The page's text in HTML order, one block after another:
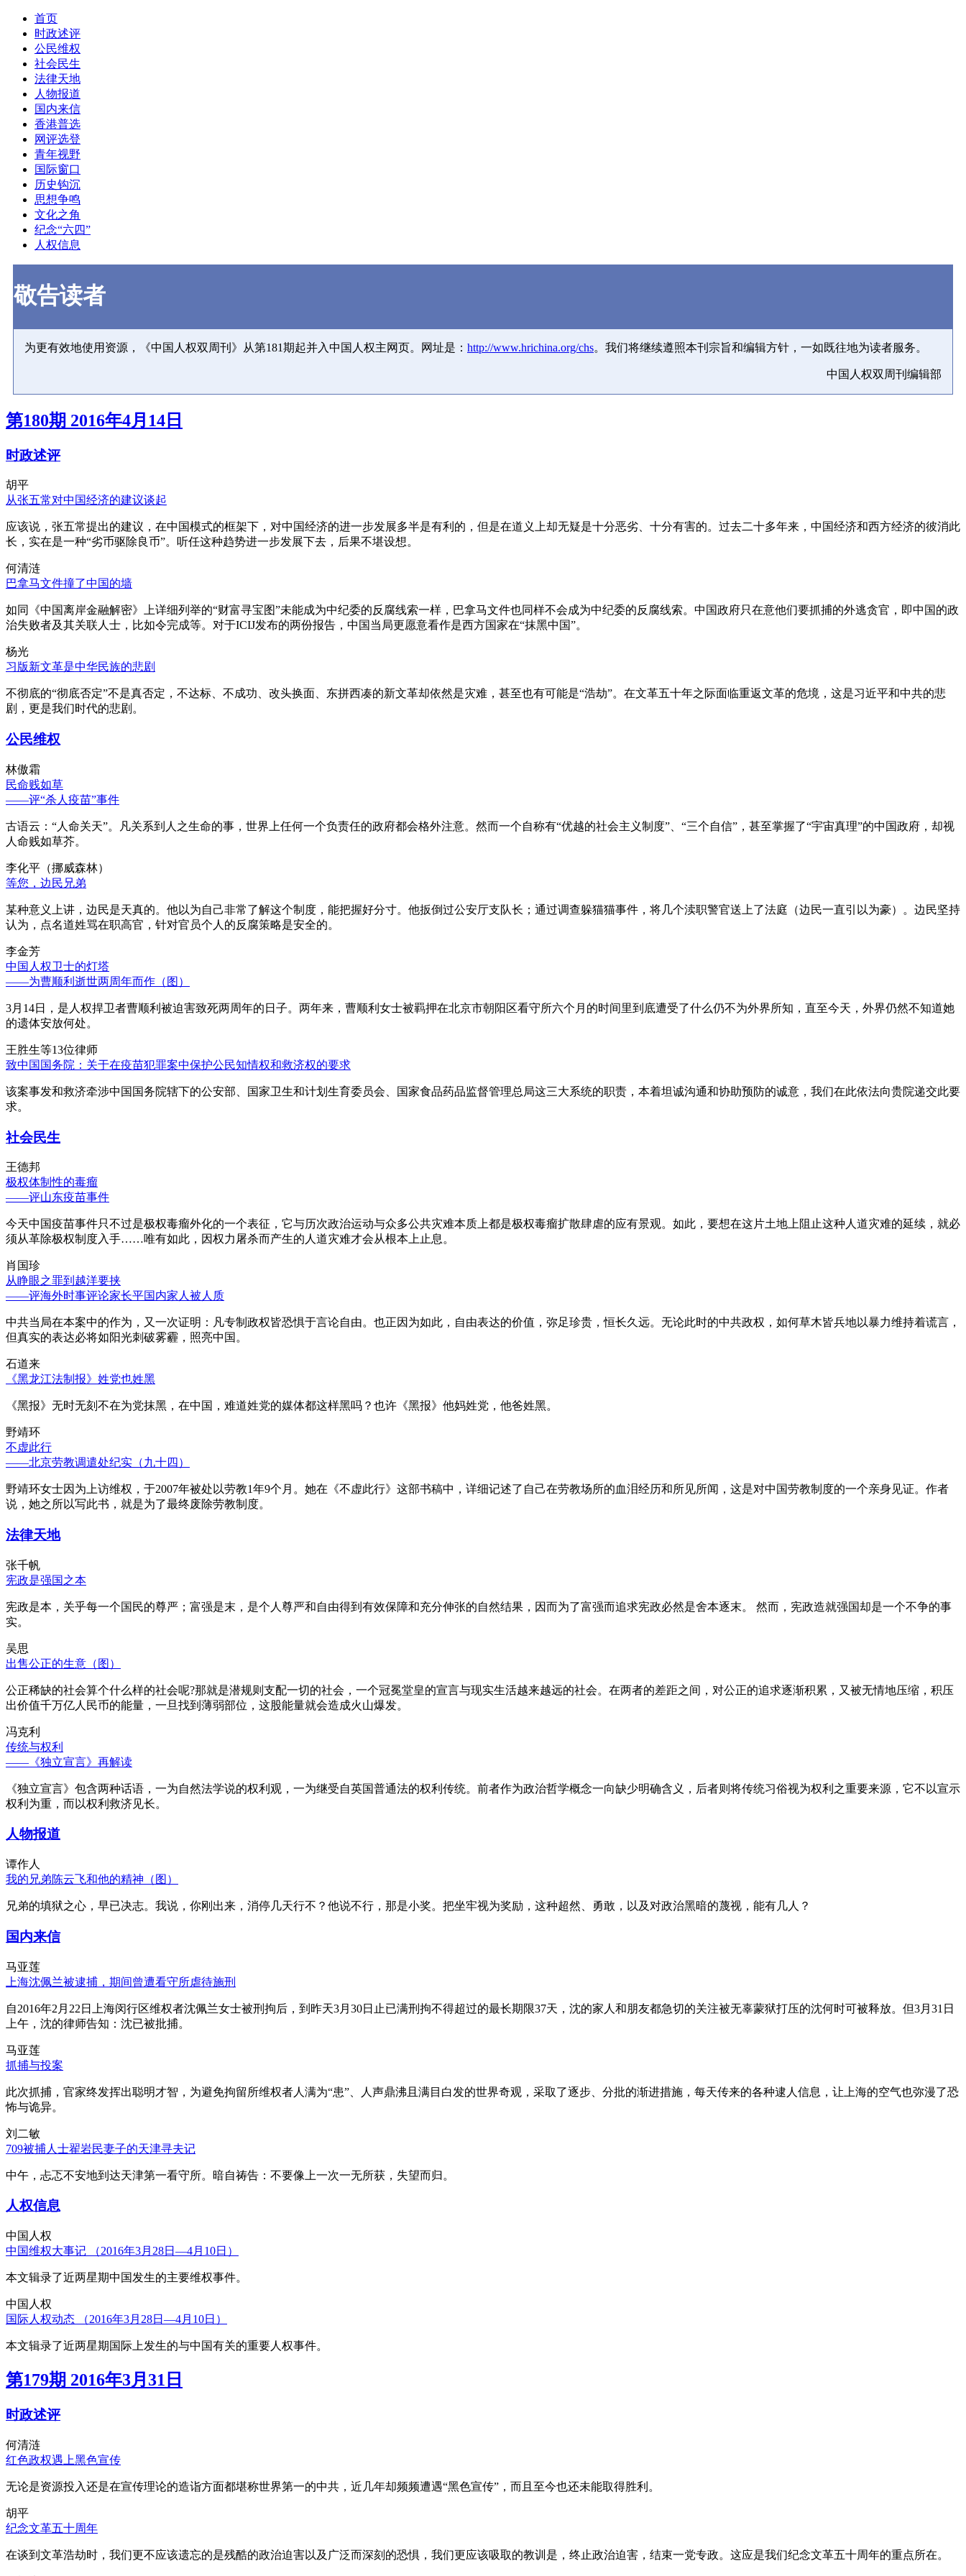
首页
时政述评
公民维权
社会民生
法律天地
人物报道
国内来信
香港普选
网评选登
青年视野
国际窗口
历史钩沉
思想争鸣
文化之角
纪念“六四”
人权信息
敬告读者
为更有效地使用资源，《中国人权双周刊》从第181期起并入中国人权主网页。网址是： http://www.hrichina.org/chs。我们将继续遵照本刊宗旨和编辑方针，一如既往地为读者服务。
中国人权双周刊编辑部
第180期 2016年4月14日
时政述评
胡平
从张五常对中国经济的建议谈起
应该说，张五常提出的建议，在中国模式的框架下，对中国经济的进一步发展多半是有利的，但是在道义上却无疑是十分恶劣、十分有害的。过去二十多年来，中国经济和西方经济的彼消此
长，实在是一种“劣币驱除良币”。听任这种趋势进一步发展下去，后果不堪设想。
何清涟
巴拿马文件撞了中国的墙
如同《中国离岸金融解密》上详细列举的“财富寻宝图”未能成为中纪委的反腐线索一样，巴拿马文件也同样不会成为中纪委的反腐线索。中国政府只在意他们要抓捕的外逃贪官，即中国的政
治失败者及其关联人士，比如令完成等。对于ICIJ发布的两份报告，中国当局更愿意看作是西方国家在“抹黑中国”。
杨光
习版新文革是中华民族的悲剧
不彻底的“彻底否定”不是真否定，不达标、不成功、改头换面、东拼西凑的新文革却依然是灾难，甚至也有可能是“浩劫”。在文革五十年之际面临重返文革的危境，这是习近平和中共的悲
剧，更是我们时代的悲剧。
公民维权
林傲霜
民命贱如草
——评“杀人疫苗”事件
古语云：“人命关天”。凡关系到人之生命的事，世界上任何一个负责任的政府都会格外注意。然而一个自称有“优越的社会主义制度”、“三个自信”，甚至掌握了“宇宙真理”的中国政府，却视
人命贱如草芥。
李化平（挪威森林）
等您，边民兄弟
某种意义上讲，边民是天真的。他以为自己非常了解这个制度，能把握好分寸。他扳倒过公安厅支队长；通过调查躲猫猫事件，将几个渎职警官送上了法庭（边民一直引以为豪）。边民坚持
认为，点名道姓骂在职高官，针对官员个人的反腐策略是安全的。
李金芳
中国人权卫士的灯塔
——为曹顺利逝世两周年而作（图）
3月14日，是人权捍卫者曹顺利被迫害致死两周年的日子。两年来，曹顺利女士被羁押在北京市朝阳区看守所六个月的时间里到底遭受了什么仍不为外界所知，直至今天，外界仍然不知道她
的遗体安放何处。
王胜生等13位律师
致中国国务院：关于在疫苗犯罪案中保护公民知情权和救济权的要求
该案事发和救济牵涉中国国务院辖下的公安部、国家卫生和计划生育委员会、国家食品药品监督管理总局这三大系统的职责，本着坦诚沟通和协助预防的诚意，我们在此依法向贵院递交此要
求。
社会民生
王德邦
极权体制性的毒瘤
——评山东疫苗事件
今天中国疫苗事件只不过是极权毒瘤外化的一个表征，它与历次政治运动与众多公共灾难本质上都是极权毒瘤扩散肆虐的应有景观。如此，要想在这片土地上阻止这种人道灾难的延续，就必
须从革除极权制度入手……唯有如此，因权力屠杀而产生的人道灾难才会从根本上止息。
肖国珍
从睁眼之罪到越洋要挟
——评海外时事评论家长平国内家人被人质
中共当局在本案中的作为，又一次证明：凡专制政权皆恐惧于言论自由。也正因为如此，自由表达的价值，弥足珍贵，恒长久远。无论此时的中共政权，如何草木皆兵地以暴力维持着谎言，
但真实的表达必将如阳光刺破雾霾，照亮中国。
石道来
《黑龙江法制报》姓党也姓黑
《黑报》无时无刻不在为党抹黑，在中国，难道姓党的媒体都这样黑吗？也许《黑报》他妈姓党，他爸姓黑。
野靖环
不虚此行
——北京劳教调遣处纪实（九十四）
野靖环女士因为上访维权，于2007年被处以劳教1年9个月。她在《不虚此行》这部书稿中，详细记述了自己在劳教场所的血泪经历和所见所闻，这是对中国劳教制度的一个亲身见证。作者
说，她之所以写此书，就是为了最终废除劳教制度。
法律天地
张千帆
宪政是强国之本
宪政是本，关乎每一个国民的尊严；富强是末，是个人尊严和自由得到有效保障和充分伸张的自然结果，因而为了富强而追求宪政必然是舍本逐末。 然而，宪政造就强国却是一个不争的事
实。
吴思
出售公正的生意（图）
公正稀缺的社会算个什么样的社会呢?那就是潜规则支配一切的社会，一个冠冕堂皇的宣言与现实生活越来越远的社会。在两者的差距之间，对公正的追求逐渐积累，又被无情地压缩，积压
出价值千万亿人民币的能量，一旦找到薄弱部位，这股能量就会造成火山爆发。
冯克利
传统与权利
——《独立宣言》再解读
《独立宣言》包含两种话语，一为自然法学说的权利观，一为继受自英国普通法的权利传统。前者作为政治哲学概念一向缺少明确含义，后者则将传统习俗视为权利之重要来源，它不以宣示
权利为重，而以权利救济见长。
人物报道
谭作人
我的兄弟陈云飞和他的精神（图）
兄弟的填狱之心，早已决志。我说，你刚出来，消停几天行不？他说不行，那是小奖。把坐牢视为奖励，这种超然、勇敢，以及对政治黑暗的蔑视，能有几人？
国内来信
马亚莲
上海沈佩兰被逮捕，期间曾遭看守所虐待施刑
自2016年2月22日上海闵行区维权者沈佩兰女士被刑拘后，到昨天3月30日止已满刑拘不得超过的最长期限37天，沈的家人和朋友都急切的关注被无辜蒙狱打压的沈何时可被释放。但3月31日
上午，沈的律师告知：沈已被批捕。
马亚莲
抓捕与投案
此次抓捕，官家终发挥出聪明才智，为避免拘留所维权者人满为“患”、人声鼎沸且满目白发的世界奇观，采取了逐步、分批的渐进措施，每天传来的各种逮人信息，让上海的空气也弥漫了恐
怖与诡异。
刘二敏
709被捕人士翟岩民妻子的天津寻夫记
中午，忐忑不安地到达天津第一看守所。暗自祷告：不要像上一次一无所获，失望而归。
人权信息
中国人权
中国维权大事记 （2016年3月28日—4月10日）
本文辑录了近两星期中国发生的主要维权事件。
中国人权
国际人权动态 （2016年3月28日—4月10日）
本文辑录了近两星期国际上发生的与中国有关的重要人权事件。
第179期 2016年3月31日
时政述评
何清涟
红色政权遇上黑色宣传
无论是资源投入还是在宣传理论的造诣方面都堪称世界第一的中共，近几年却频频遭遇“黑色宣传”，而且至今也还未能取得胜利。
胡平
纪念文革五十周年
在谈到文革浩劫时，我们更不应该遗忘的是残酷的政治迫害以及广泛而深刻的恐惧，我们更应该吸取的教训是，终止政治迫害，结束一党专政。这应是我们纪念文革五十周年的重点所在。